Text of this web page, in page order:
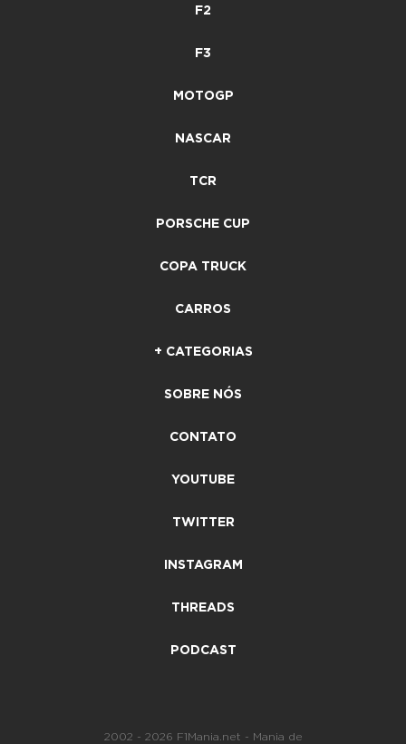
F2
F3
MOTOGP
NASCAR
TCR
PORSCHE CUP
COPA TRUCK
CARROS
+ CATEGORIAS
SOBRE NÓS
CONTATO
YOUTUBE
TWITTER
INSTAGRAM
THREADS
PODCAST
2002 - 2026 F1Mania.net - Mania de